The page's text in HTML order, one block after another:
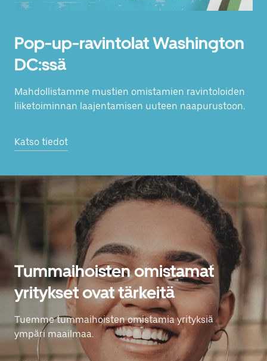
Pop-up-ravintolat Washington
DC:ssä
Mahdollistamme mustien omistamien ravintoloiden
liiketoiminnan laajentamisen uuteen naapurustoon.
Katso tiedot
Tummaihoisten omistamat
yritykset ovat tärkeitä
Tuemme tummaihoisten omistamia yrityksiä
ympäri maailmaa.